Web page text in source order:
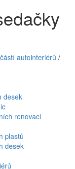
autointeriérů /
desek
renovací
plastů
desek